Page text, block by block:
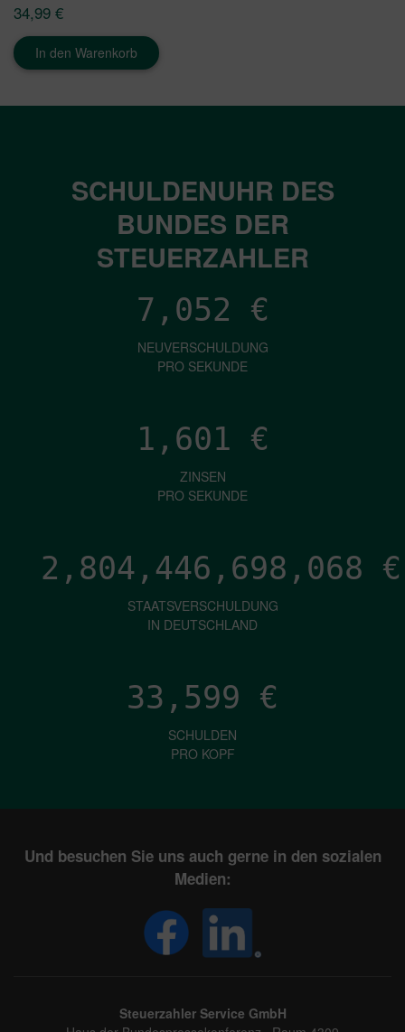
34,99 €
In den Warenkorb
SCHULDENUHR DES
BUNDES DER
STEUERZAHLER
7,052 €
NEUVERSCHULDUNG
PRO SEKUNDE
1,601 €
ZINSEN
PRO SEKUNDE
2,804,446,700,099 €
STAATSVERSCHULDUNG
IN DEUTSCHLAND
33,599 €
SCHULDEN
PRO KOPF
Und besuchen Sie uns auch gerne in den sozialen
Medien:
Steuerzahler Service GmbH